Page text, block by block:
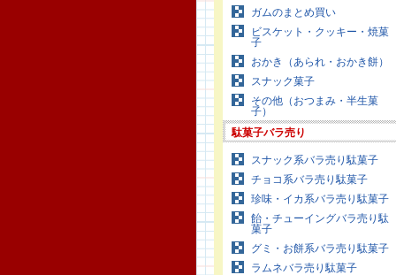
ガムのまとめ買い
ビスケット・クッキー・焼菓
子
おかき（あられ・おかき餅）
スナック菓子
その他（おつまみ・半生菓
子）
駄菓子バラ売り
スナック系バラ売り駄菓子
チョコ系バラ売り駄菓子
珍味・イカ系バラ売り駄菓子
飴・チューイングバラ売り駄
菓子
グミ・お餅系バラ売り駄菓子
ラムネバラ売り駄菓子